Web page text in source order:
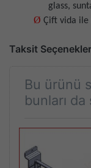
glass,
Ø Çift vida ile
Taksit
Bu ürünü
bunları da